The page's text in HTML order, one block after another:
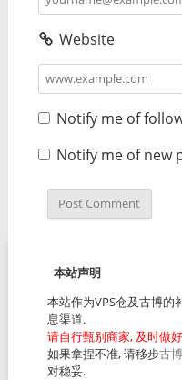
Website
Notify me of
Notify me of new
本站声明
本站作为VPS仓及古博的
息渠道.
请自行甄别商家, 及时做
如果拿捏不准, 请移步古博
对稳妥.